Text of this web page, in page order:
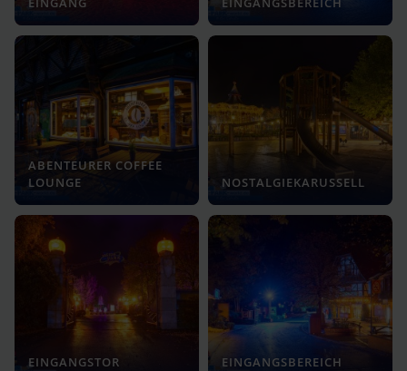
ABENTEURER COFFEE
LOUNGE
NOSTALGIEKARUSSELL
EINGANGSTOR EINGANGSBEREICH